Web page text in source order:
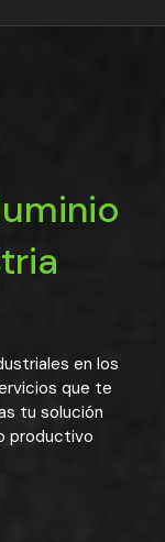
en los
que te
tu solución
productivo